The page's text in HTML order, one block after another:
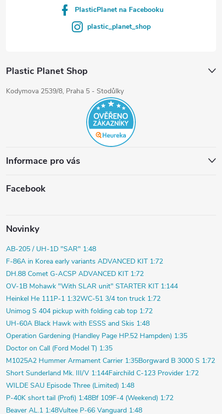
PlasticPlanet na Facebooku
plastic_planet_shop
Plastic Planet Shop
Kodymova 2539/8, Praha 5 - Stodůlky
Informace pro vás
Facebook
Novinky
AB-205 / UH-1D "SAR" 1:48
F-86A in Korea early variants ADVANCED KIT 1:72
DH.88 Comet G-ACSP ADVANCED KIT 1:72
OV-1B Mohawk "With SLAR unit" STARTER KIT 1:144
Heinkel He 111P-1 1:32WC-51 3/4 ton truck 1:72
Unimog S 404 pickup with folding cab top 1:72
UH-60A Black Hawk with ESSS and Skis 1:48
Operation Gardening (Handley Page HP.52 Hampden) 1:35
Doctor on Call (Ford Model T) 1:35
M1025A2 Hummer Armament Carrier 1:35Borgward B 3000 S 1:72
Short Sunderland Mk. III/V 1:144Fairchild C-123 Provider 1:72
WILDE SAU Episode Three (Limited) 1:48
P-40K short tail (Profi) 1:48Bf 109F-4 (Weekend) 1:72
Beaver AL.1 1:48Vultee P-66 Vanguard 1:48